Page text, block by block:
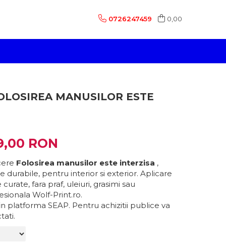
0726247459 0,00
MANUSILOR ESTE
RON
Folosirea manusilor este interzisa ,
durabile, pentru interior si exterior. Aplicare
fara praf, uleiuri, grasimi sau
Wolf-Print.ro.
platforma SEAP. Pentru achizitii publice va